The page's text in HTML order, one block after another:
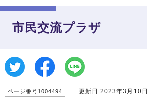
市民交流プラザ
ページ番号1004494 更新日 2023年3月10日